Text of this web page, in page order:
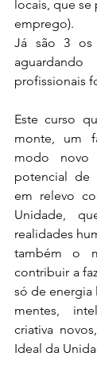
locais, que se
emprego).
Já são 3 os
profissionais
Este curso
monte, um
modo
potencial de
em relevo
Unidade,
realidades
também o
contribuir a
só de energia
mentes,
criativa
Ideal da